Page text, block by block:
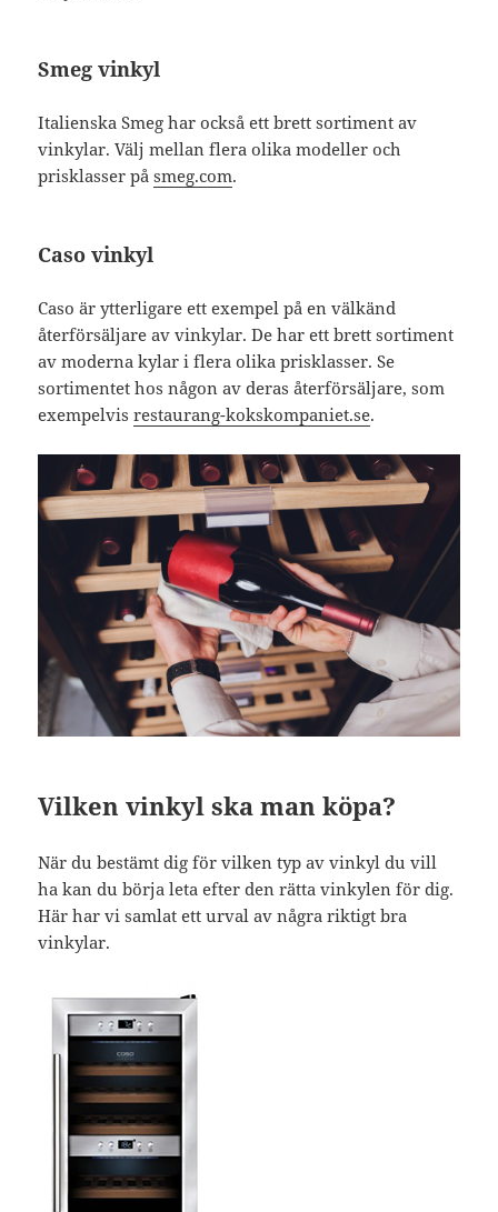
Smeg vinkyl
Italienska Smeg har också ett brett sortiment av
vinkylar. Välj mellan flera olika modeller och
prisklasser påsmeg.com.
Caso vinkyl
Caso är ytterligare ett exempel på en välkänd
återförsäljare av vinkylar. De har ett brett sortiment
av moderna kylar i flera olika prisklasser. Se
sortimentet hos någon av deras återförsäljare, som
exempelvisrestaurang-kokskompaniet.se.
Vilken vinkyl ska man köpa?
När du bestämt dig för vilken typ av vinkyl du vill
ha kan du börja leta efter den rätta vinkylen för dig.
Här har vi samlat ett urval av några riktigt bra
vinkylar.